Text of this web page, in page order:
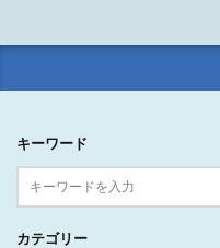
キーワード
カテゴリー